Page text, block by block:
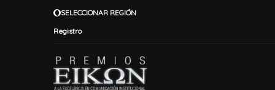
SELECCIONAR REGIÓN
Registro